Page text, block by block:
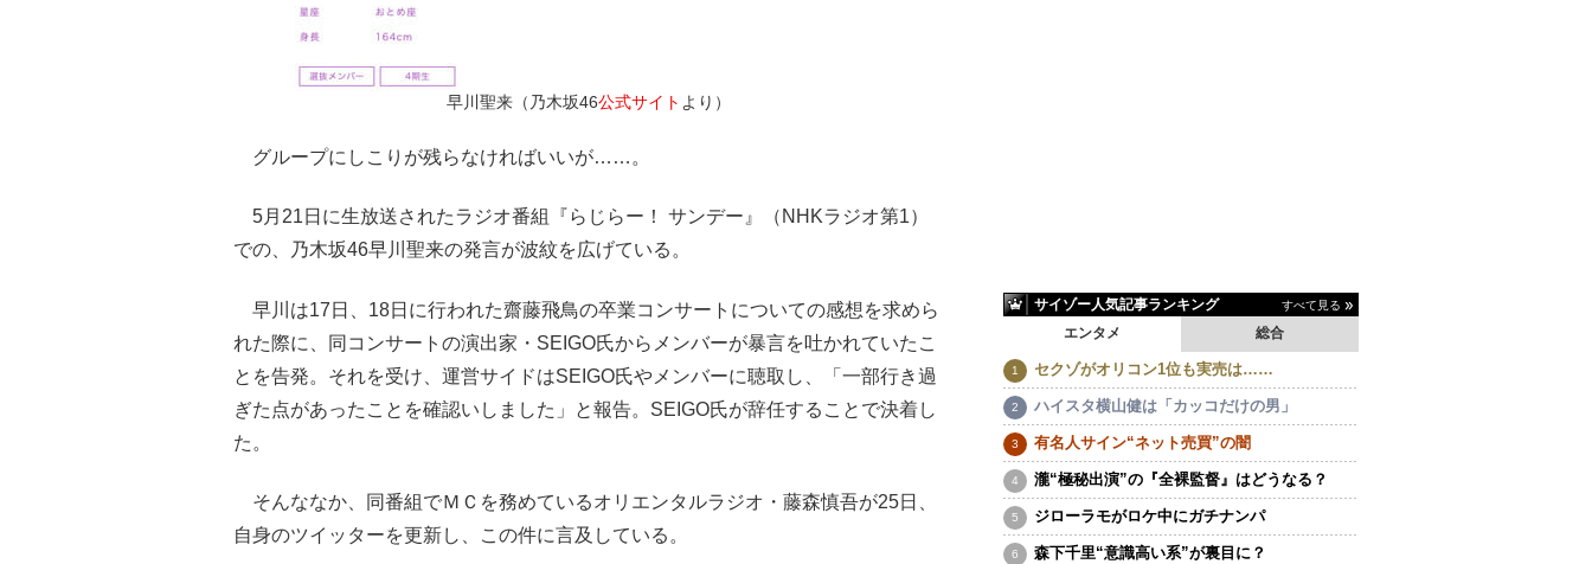
早川聖来（乃木坂46公式サイト より）
グループにしこりが残らなければいいが……。
5月21日に生放送されたラジオ番組『らじらー！ サンデー』（NHKラジオ第1）
での、乃木坂46早川聖来の発言が波紋を広げている。
早川は17日、18日に行われた齋藤飛鳥の卒業コンサートについての感想を求めら
れた際に、同コンサートの演出家・SEIGO氏からメンバーが暴言を吐かれていたこ
とを告発。それを受け、運営サイドはSEIGO氏やメンバーに聴取し、「一部行き過
ぎた点があったことを確認いしました」と報告。SEIGO氏が辞任することで決着し
た。
そんななか、同番組でＭＣを務めているオリエンタルラジオ・藤森慎吾が25日、
自身のツイッターを更新し、この件に言及している。
サイゾー人気記事ランキング すべて見る
エンタメ 総合
セクゾがオリコン1位も実売は……
ハイスタ横山健は「カッコだけの男」
有名人サイン“ネット売買”の闇
瀧“極秘出演”の『全裸監督』はどうなる？
ジローラモがロケ中にガチナンパ
森下千里“意識高い系”が裏目に？